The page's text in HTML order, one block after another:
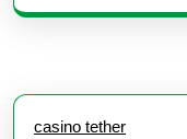
casino tether